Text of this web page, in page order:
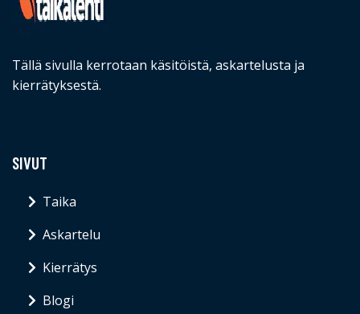
Tällä sivulla kerrotaan käsitöistä, askartelusta ja
kierrätyksestä.
SIVUT
Taika
Askartelu
Kierrätys
Blogi